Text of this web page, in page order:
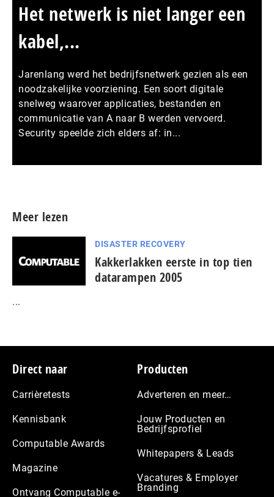
Het netwerk is niet langer een
kabel,...
Jarenlang werd het bedrijfsnetwerk gezien als een
noodzakelijke voorziening. Een soort digitale
snelweg waarover applicaties, bestanden en
communicatie van A naar B werden vervoerd.
Security speelde zich elders af: in...
Meer lezen
DISASTER RECOVERY
Kakkerlakken eerste in top tien
datarampen 2005
...
Footer
Direct naar
Carrièretests
Kennisbank
Computable Awards
Magazine
Ontvang Computable e-
Producten
Adverteren en meer…
Jouw Producten en
Bedrijfsprofiel
Whitepapers & Leads
Vacatures & Employer
Branding